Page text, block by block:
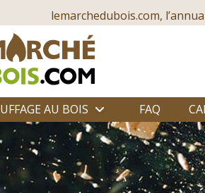
lemarchedubois.com,
AU BOIS FAQ